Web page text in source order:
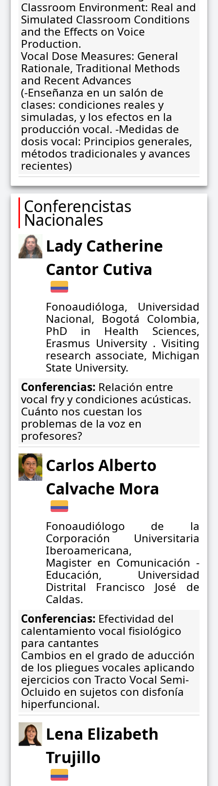
Classroom Environment: Real and
Simulated Classroom Conditions
and the Effects on Voice
Production.
Vocal Dose Measures: General
Rationale, Traditional Methods
and Recent Advances
(-Enseñanza en un salón de
clases: condiciones reales y
simuladas, y los efectos en la
producción vocal. -Medidas de
dosis vocal: Principios generales,
métodos tradicionales y avances
recientes)
Conferencistas
Nacionales
Lady Catherine
Cantor Cutiva
Fonoaudióloga, Universidad
Nacional, Bogotá Colombia,
PhD in Health Sciences,
Erasmus University . Visiting
research associate, Michigan
State University.
Conferencias: Relación entre
vocal fry y condiciones acústicas.
Cuánto nos cuestan los
problemas de la voz en
profesores?
Carlos Alberto
Calvache Mora
Fonoaudiólogo de la
Corporación Universitaria
Iberoamericana,
Magister en Comunicación -
Educación, Universidad
Distrital Francisco José de
Caldas.
Conferencias: Efectividad del
calentamiento vocal fisiológico
para cantantes
Cambios en el grado de aducción
de los pliegues vocales aplicando
ejercicios con Tracto Vocal Semi-
Ocluido en sujetos con disfonía
hiperfuncional.
Lena Elizabeth
Trujillo